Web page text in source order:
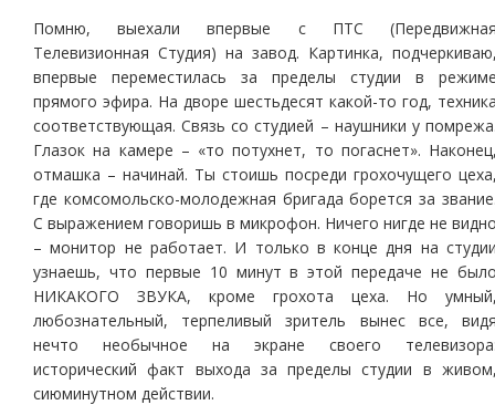
Помню, выехали впервые с ПТС
Телевизионная Студия) на завод. Картинка,
впервые переместилась за пределы студии в
прямого эфира. На дворе шестьдесят какой-то год,
соответствующая. Связь со студией – наушники у
Глазок на камере – «то потухнет, то погаснет».
отмашка – начинай. Ты стоишь посреди грохочущего
где комсомольско-молодежная бригада борется за
С выражением говоришь в микрофон. Ничего нигде не
– монитор не работает. И только в конце дня на
узнаешь, что первые 10 минут в этой передаче не
НИКАКОГО ЗВУКА, кроме грохота цеха. Но
любознательный, терпеливый зритель вынес все,
нечто необычное на экране своего
исторический факт выхода за пределы студии в
сиюминутном действии.